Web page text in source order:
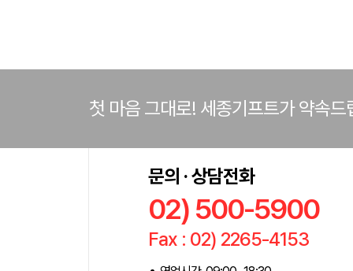
첫 마음 그대로! 세종기프트가 약속드
문의 · 상담전화
02) 500-5900
Fax : 02) 2265-4153